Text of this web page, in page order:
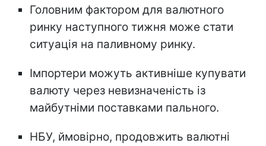
Головним фактором для валютного
ринку наступного тижня може стати
ситуація на паливному ринку.
Імпортери можуть активніше купувати
валюту через невизначеність із
майбутніми поставками пального.
НБУ, ймовірно, продовжить валютні